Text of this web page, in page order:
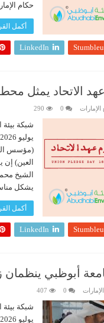
حكام
أكمل
LinkedIn
عهد الاتحاد يمثل
0
290
(مؤسس
العين)
الشيخ
يشكل
أكمل
LinkedIn
أبوظبي ينظمان
0
407